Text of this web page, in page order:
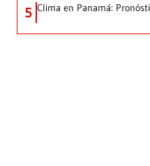
5 Clima en Panamá: